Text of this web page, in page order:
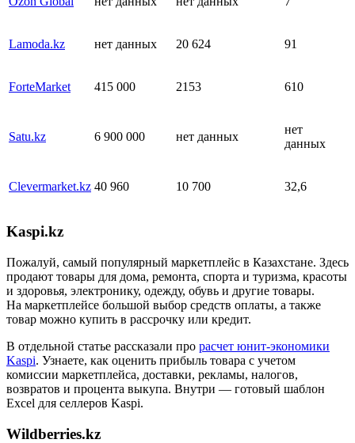
Lamoda.kz нет данных 20 624 91
ForteMarket 415 000 2153 610
Satu.kz 6 900 000 нет данных
нет
данных
Clevermarket.kz 40 960 10 700 32,6
Kaspi.kz
Пожалуй, самый популярный маркетплейс в Казахстане. Здесь
продают товары для дома, ремонта, спорта и туризма, красоты
и здоровья, электронику, одежду, обувь и другие товары.
На маркетплейсе большой выбор средств оплаты, а также
товар можно купить в рассрочку или кредит.
В отдельной статье рассказали про расчет юнит-экономики
Kaspi. Узнаете, как оценить прибыль товара с учетом
комиссии маркетплейса, доставки, рекламы, налогов,
возвратов и процента выкупа. Внутри — готовый шаблон
Excel для селлеров Kaspi.
Wildberries.kz